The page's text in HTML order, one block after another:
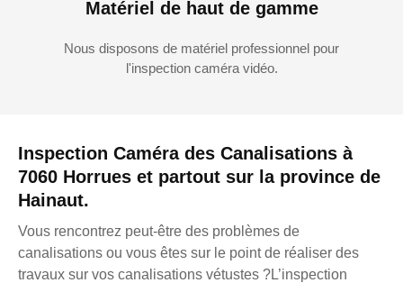
Inspection Caméra des Canalisations à
7060 Horrues et partout sur la province de
Hainaut.
Vous rencontrez peut-être des problèmes de
canalisations ou vous êtes sur le point de réaliser des
travaux sur vos canalisations vétustes ?L’inspection
Matériel de haut de gamme
Nous disposons de matériel professionnel pour
l'inspection caméra vidéo.